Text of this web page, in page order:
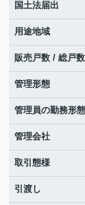
国土法届出
用途地域
販売戸数 / 総戸数
管理形態
管理員の勤務形態
管理会社
取引態様
引渡し